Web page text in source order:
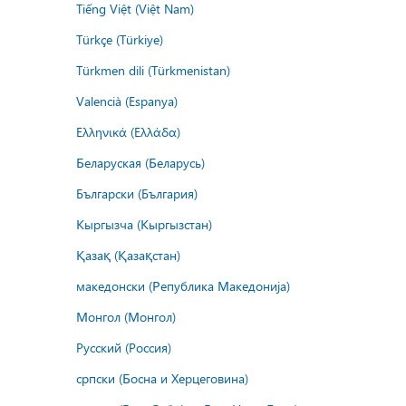
Tiếng Việt (Việt Nam)
Türkçe (Türkiye)
Türkmen dili (Türkmenistan)
Valencià (Espanya)
Ελληνικά (Ελλάδα)
Беларуская (Беларусь)
Български (България)
Кыргызча (Кыргызстан)
Қазақ (Қазақстан)
македонски (Република Македонија)
Монгол (Монгол)
Русский (Россия)
српски (Босна и Херцеговина)